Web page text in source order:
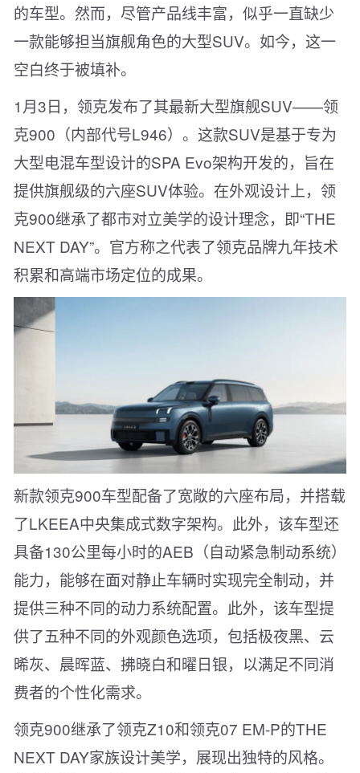
的车型。然而，尽管产品线丰富，似乎一直缺少
一款能够担当旗舰角色的大型SUV。如今，这一
空白终于被填补。
1月3日，领克发布了其最新大型旗舰SUV——领
克900（内部代号L946）。这款SUV是基于专为
大型电混车型设计的SPA Evo架构开发的，旨在
提供旗舰级的六座SUV体验。在外观设计上，领
克900继承了都市对立美学的设计理念，即“THE
NEXT DAY”。官方称之代表了领克品牌九年技术
积累和高端市场定位的成果。
新款领克900车型配备了宽敞的六座布局，并搭载
了LKEEA中央集成式数字架构。此外，该车型还
具备130公里每小时的AEB（自动紧急制动系统）
能力，能够在面对静止车辆时实现完全制动，并
提供三种不同的动力系统配置。此外，该车型提
供了五种不同的外观颜色选项，包括极夜黑、云
晞灰、晨晖蓝、拂晓白和曜日银，以满足不同消
费者的个性化需求。
领克900继承了领克Z10和领克07 EM-P的THE
NEXT DAY家族设计美学，展现出独特的风格。